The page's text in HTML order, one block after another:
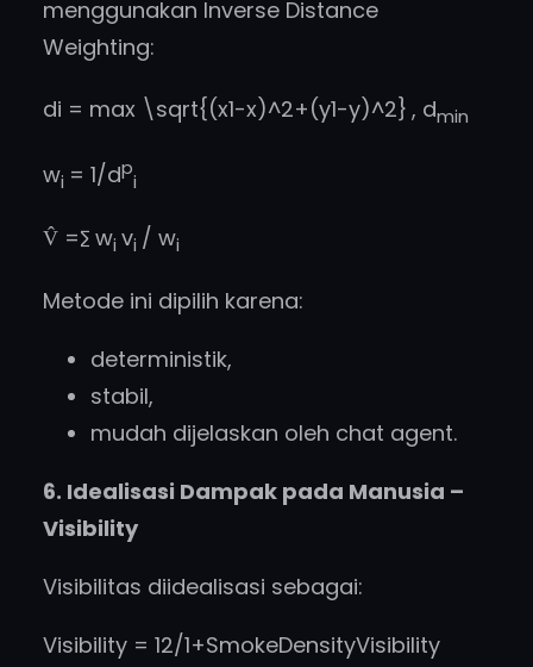
menggunakan Inverse Distance
Weighting:
di = max \sqrt{(x1-x)^2+(y1-y)^2} , dmin
wi = 1/dp
i
V̂ =∑ wi vi / wi
Metode ini dipilih karena:
deterministik,
stabil,
mudah dijelaskan oleh chat agent.
6. Idealisasi Dampak pada Manusia –
Visibility
Visibilitas diidealisasi sebagai:
Visibility = 12/1+SmokeDensityVisibility